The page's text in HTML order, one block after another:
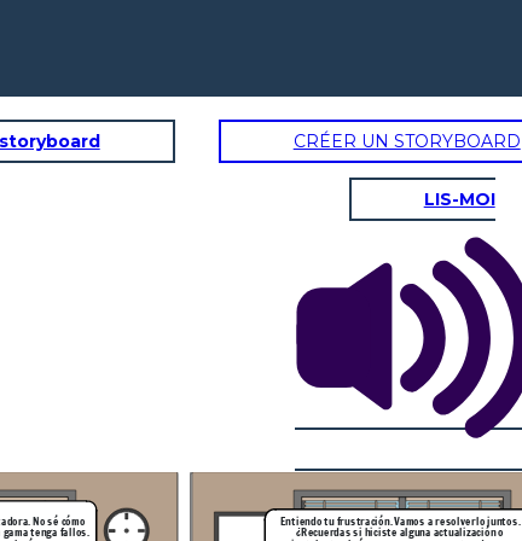
Comprendo tu urgencia. Vamos a hacer un diagnóstico
completo para identificar la causa del problema. Te
mantendré informado sobre el progreso y nos
aseguraremos de que tu computadora funcione
CRÉER UN STORYBOARD
LIS-MOI
No sé cómo
tenga fallos.
Entiendo tu frustración. Vamos a resolverlo juntos.
¿Recuerdas si hiciste alguna actualización o